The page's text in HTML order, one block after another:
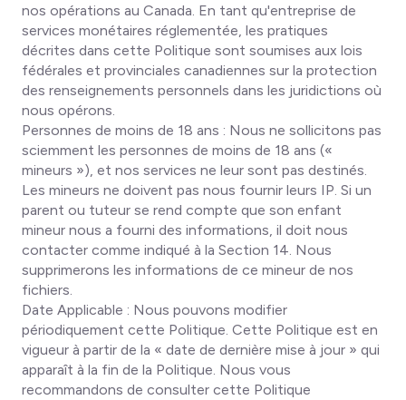
nos opérations au Canada. En tant qu'entreprise de
services monétaires réglementée, les pratiques
décrites dans cette Politique sont soumises aux lois
fédérales et provinciales canadiennes sur la protection
des renseignements personnels dans les juridictions où
nous opérons.
Personnes de moins de 18 ans : Nous ne sollicitons pas
sciemment les personnes de moins de 18 ans («
mineurs »), et nos services ne leur sont pas destinés.
Les mineurs ne doivent pas nous fournir leurs IP. Si un
parent ou tuteur se rend compte que son enfant
mineur nous a fourni des informations, il doit nous
contacter comme indiqué à la Section 14. Nous
supprimerons les informations de ce mineur de nos
fichiers.
Date Applicable : Nous pouvons modifier
périodiquement cette Politique. Cette Politique est en
vigueur à partir de la « date de dernière mise à jour » qui
apparaît à la fin de la Politique. Nous vous
recommandons de consulter cette Politique